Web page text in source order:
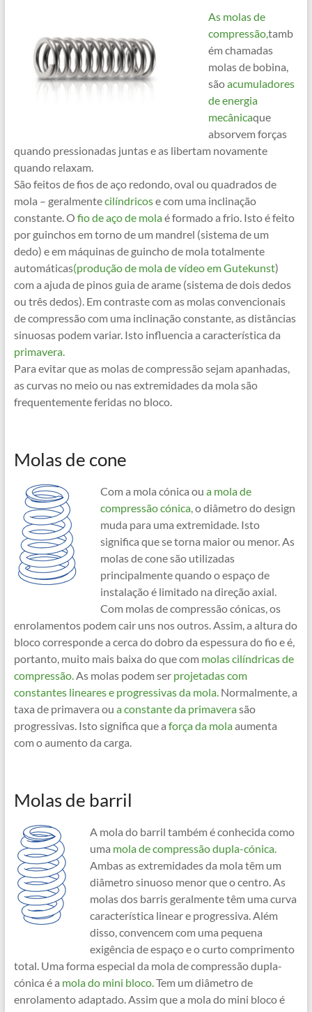
As molas de
compressão,tamb
ém chamadas
molas de bobina,
sãoacumuladores
de energia
mecânicaque
absorvem forças
quando pressionadas juntas e as libertam novamente
quando relaxam.
São feitos de fios de aço redondo, oval ou quadrados de
mola – geralmentecilíndricose com uma inclinação
constante. O fio de aço de molaé formado a frio. Isto é feito
por guinchos em torno de um mandrel (sistema de um
dedo) e em máquinas de guincho de mola totalmente
automáticas(produção de mola de vídeo em Gutekunst)
com a ajuda de pinos guia de arame (sistema de dois dedos
ou três dedos). Em contraste com as molas convencionais
de compressão com uma inclinação constante, as distâncias
sinuosas podem variar. Isto influencia a característica da
primavera.
Para evitar que as molas de compressão sejam apanhadas,
as curvas no meio ou nas extremidades da mola são
frequentemente feridas no bloco.
Molas de cone
Com a mola cónica ou a mola de
compressão cónica,o diâmetro do design
muda para uma extremidade. Isto
significa que se torna maior ou menor. As
molas de cone são utilizadas
principalmente quando o espaço de
instalação é limitado na direção axial.
Com molas de compressão cónicas, os
enrolamentos podem cair uns nos outros. Assim, a altura do
bloco corresponde a cerca do dobro da espessura do fio e é,
portanto, muito mais baixa do que com molas cilíndricas de
compressão.As molas podem ser projetadas com
constantes lineares e progressivas da mola.Normalmente, a
taxa de primavera ou a constante da primaverasão
progressivas. Isto significa que a força da molaaumenta
com o aumento da carga.
Molas de barril
A mola do barril também é conhecida como
uma mola de compressão dupla-cónica.
Ambas as extremidades da mola têm um
diâmetro sinuoso menor que o centro. As
molas dos barris geralmente têm uma curva
característica linear e progressiva. Além
disso, convencem com uma pequena
exigência de espaço e o curto comprimento
total. Uma forma especial da mola de compressão dupla-
cónica é a mola do mini bloco.Tem um diâmetro de
enrolamento adaptado. Assim que a mola do mini bloco é